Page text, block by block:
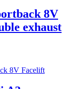
8V
exhaust